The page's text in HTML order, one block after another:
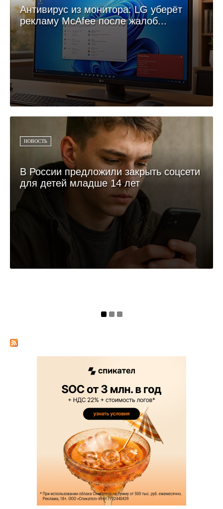
Антивирус из монитора: LG уберёт
рекламу McAfee после жалоб...
НОВОСТЬ
В России предложили закрыть соцсети
для детей младше 14 лет